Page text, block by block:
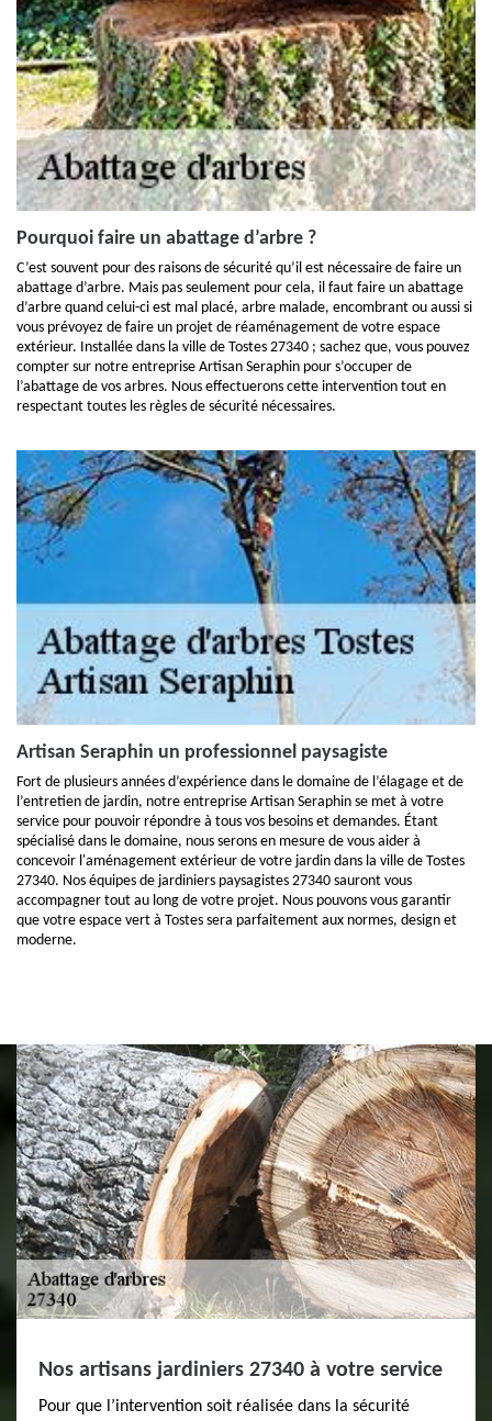
Pourquoi faire un abattage d’arbre ?
C’est souvent pour des raisons de sécurité qu’il est nécessaire de faire un
abattage d’arbre. Mais pas seulement pour cela, il faut faire un abattage
d’arbre quand celui-ci est mal placé, arbre malade, encombrant ou aussi si
vous prévoyez de faire un projet de réaménagement de votre espace
extérieur. Installée dans la ville de Tostes 27340 ; sachez que, vous pouvez
compter sur notre entreprise Artisan Seraphin pour s’occuper de
l’abattage de vos arbres. Nous effectuerons cette intervention tout en
respectant toutes les règles de sécurité nécessaires.
Artisan Seraphin un professionnel paysagiste
Fort de plusieurs années d’expérience dans le domaine de l’élagage et de
l’entretien de jardin, notre entreprise Artisan Seraphin se met à votre
service pour pouvoir répondre à tous vos besoins et demandes. Étant
spécialisé dans le domaine, nous serons en mesure de vous aider à
concevoir l'aménagement extérieur de votre jardin dans la ville de Tostes
27340. Nos équipes de jardiniers paysagistes 27340 sauront vous
accompagner tout au long de votre projet. Nous pouvons vous garantir
que votre espace vert à Tostes sera parfaitement aux normes, design et
moderne.
Nos artisans jardiniers 27340 à votre service
Pour que l’intervention soit réalisée dans la sécurité